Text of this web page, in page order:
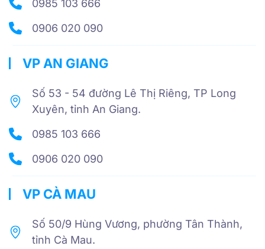
0985 103 666
0906 020 090
VP AN GIANG
Số 53 - 54 đường Lê Thị Riêng, TP Long
Xuyên, tỉnh An Giang.
0985 103 666
0906 020 090
VP CÀ MAU
Số 50/9 Hùng Vương, phường Tân Thành,
tỉnh Cà Mau.